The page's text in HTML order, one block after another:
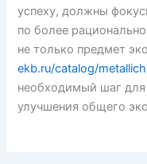
успеху, должны
по более
не только предмет
ekb.ru/catalog/
необходимый шаг
улучшения общего